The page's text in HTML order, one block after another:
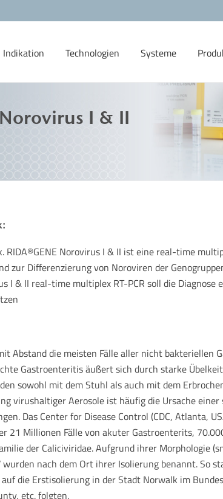
Indikation Technologien Systeme
Norovirus I & II
RIDA®GENE Norovirus I & II ist eine real-time
zur Differenzierung von Noroviren der
I & II real-time multiplex RT-PCR soll die
Abstand die meisten Fälle aller nicht bakteriellen
Gastroenteritis äußert sich durch starke
sowohl mit dem Stuhl als auch mit dem
virushaltiger Aerosole ist häufig die Ursache
Das Center for Disease Control (CDC, Atlanta,
21 Millionen Fälle von akuter Gastroenterits,
der Caliciviridae. Aufgrund ihrer Morphologie
wurden nach dem Ort ihrer Isolierung benannt.
die Erstisolierung in der Stadt Norwalk im
etc. folgten.